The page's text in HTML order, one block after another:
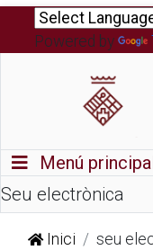
Powered by
Commutador de
Menú
Seu electrònica
Inici seu